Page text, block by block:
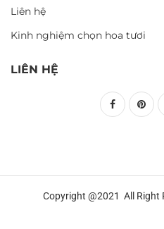
Liên hệ
Kinh nghiệm chọn hoa tươi
LIÊN HỆ
Copyright @2021 All Right